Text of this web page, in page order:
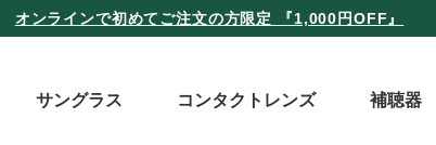
オンラインで初めてご注文の方限定 『1,000円OFF』
サングラス コンタクトレンズ 補聴器